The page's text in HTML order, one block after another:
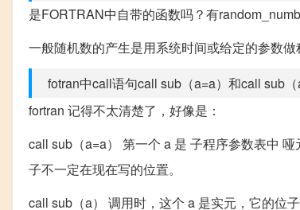
是FORTRAN中自带的函数吗？有
一般随机数的产生是用系统时间或给定的参数
fotran中call语句call sub（a=a）和call sub
fortran 记得不太清楚了，好像是：
call sub（a=a） 第一个 a 是 子程序参数表中
子不一定在现在写的位置。
call sub（a） 调用时，这个 a 是实元，它的位子